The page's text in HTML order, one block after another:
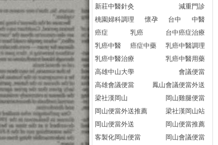
新莊中醫針灸
減重門診
桃園婦科調理
懷孕 台中
中醫
癌症
乳癌
台中癌症治療
乳癌中醫
癌症中藥
乳癌中醫調理
乳癌中醫治療
乳癌中醫用藥
高雄中山大學
會議便當
高雄會議便當
鳳山會議便當外送
梁社漢岡山
岡山雞腿便當
岡山便當外送推薦
梁社漢岡山站
岡山便當外送
岡山便當推薦
客製化岡山便當
岡山會議便當